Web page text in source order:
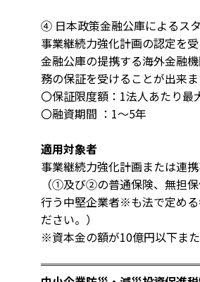
④ 日本政策金融公庫によるス
事業継続力強化計画の認定を
金融公庫の提携する海外金融
務の保証を受けることが出来ま
〇保証限度額：1法人あたり最
〇融資期間 ：1～5年
適用対象者
事業継続力強化計画または連
（①及び②の普通保険、無担
行う中堅企業者※も法で定め
ださい。）
※資本金の額が10億円以下ま